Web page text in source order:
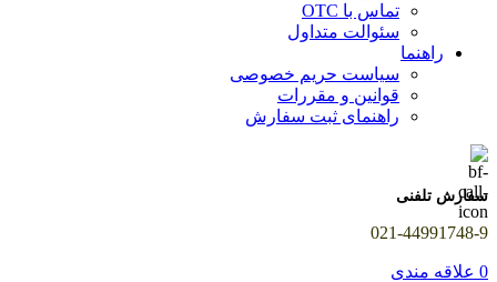
تماس با OTC
سئوالت متداول
راهنما
سیاست حریم خصوصی
قوانین و مقررات
راهنمای ثبت سفارش
سفارش تلفنی
021-44991748-9
0 علاقه مندی